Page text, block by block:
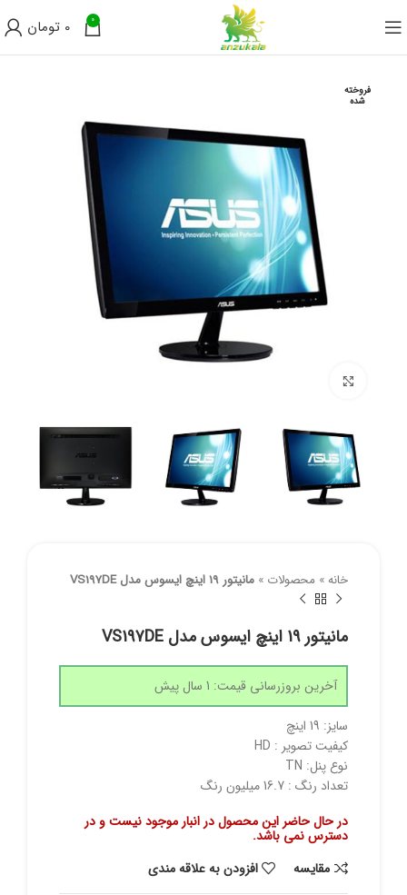
0
0 تومان
فروخته
شده
خانه» محصولات » مانیتور 19 اینچ ایسوس مدل VS197DE
مانیتور 19 اینچ ایسوس مدل VS197DE
آخرین بروزرسانی قیمت: 1 سال پیش
سایز: 19 اینچ
کیفیت تصویر : HD
نوع پنل: TN
تعداد رنگ : 16.7 میلیون رنگ
در حال حاضر این محصول در انبار موجود نیست و در
دسترس نمی باشد.
مقايسه
افزودن به علاقه مندی